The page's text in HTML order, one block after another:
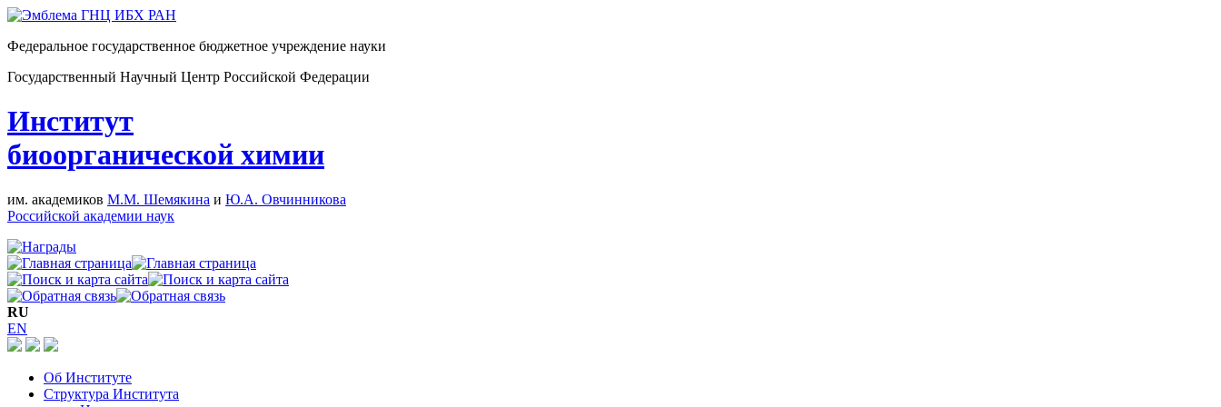
Федеральное государственное бюджетное учреждение науки
Государственный Научный Центр Российской Федерации
Институт
биоорганической химии
им. академиков М.М. Шемякина и Ю.А. Овчинникова
Российской академии наук
RU
EN
Об Институте
Структура Института